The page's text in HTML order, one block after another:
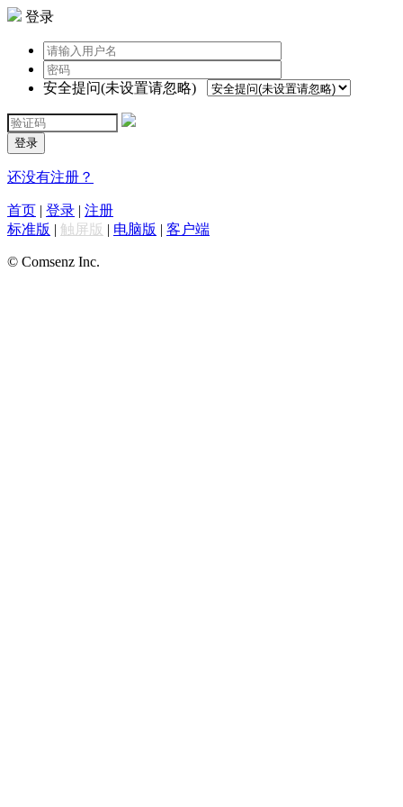
登录
安全提问(未设置请忽略)
登录
还没有注册？
首页 | 登录 | 注册
标准版 | 触屏版 | 电脑版 | 客户端
© Comsenz Inc.